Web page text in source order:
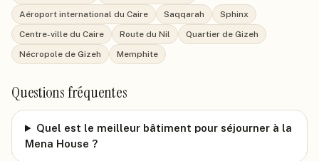
Aéroport international du Caire
Saqqarah
Sphinx
Centre-ville du Caire
Route du Nil
Quartier de Gizeh
Nécropole de Gizeh
Memphite
Questions fréquentes
Quel est le meilleur bâtiment pour séjourner à la
Mena House ?